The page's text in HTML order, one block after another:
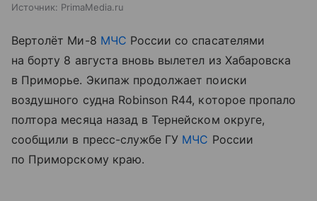
Источник: PrimaMedia.ru
Вертолёт Ми-8 МЧС России со спасателями
на борту 8 августа вновь вылетел из Хабаровска
в Приморье. Экипаж продолжает поиски
воздушного судна Robinson R44, которое пропало
полтора месяца назад в Тернейском округе,
сообщили в пресс-службе ГУ МЧС России
по Приморскому краю.